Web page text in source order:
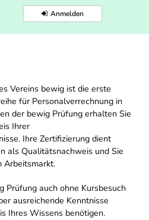
Anmelden
Vereins bewig ist die erste
für Personalverrechnung in
der bewig Prüfung erhalten Sie
Ihrer
Ihre Zertifizierung dient
als Qualitätsnachweis und Sie
Arbeitsmarkt.
Prüfung auch ohne Kursbesuch
ausreichende Kenntnisse
Ihres Wissens benötigen.